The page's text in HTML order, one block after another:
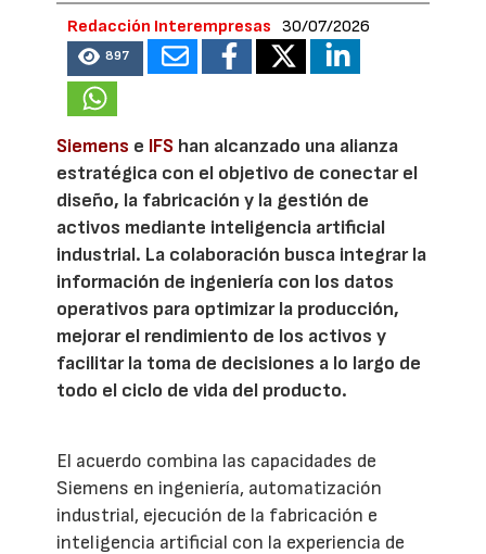
Redacción Interempresas 30/07/2026
897
Siemens e IFS han alcanzado una alianza
estratégica con el objetivo de conectar el
diseño, la fabricación y la gestión de
activos mediante inteligencia artificial
industrial. La colaboración busca integrar la
información de ingeniería con los datos
operativos para optimizar la producción,
mejorar el rendimiento de los activos y
facilitar la toma de decisiones a lo largo de
todo el ciclo de vida del producto.
El acuerdo combina las capacidades de
Siemens en ingeniería, automatización
industrial, ejecución de la fabricación e
inteligencia artificial con la experiencia de